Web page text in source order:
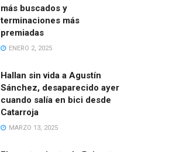
más buscados y
terminaciones más
premiadas
ENERO 2, 2025
Hallan sin vida a Agustín
Sánchez, desaparecido ayer
cuando salía en bici desde
Catarroja
MARZO 13, 2025